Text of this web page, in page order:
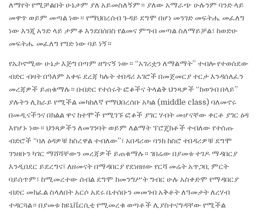
ለማየት የሚቻልበት ሁኔታም ያለ አይመስለኝም። ያለው አማራጭ ሁሉንም ባንድ ላይ
መዋጥ ወይም መጣል ነው። የማህበረሰብ ጉዳይ ደግሞ በሆነ መንገድ መፍትሔ መፈለግ
ነው እንጂ አንድ ላይ ታምቆ እንደበሰበስ የልመና ምግብ መጣል ስለማይቻል፣ ከወድሁ
መፍትሔ መፈለግ የግድ ነው ባይ ነኝ።
የኤኮኖሚው ሁኔታ እጅግ በጣም ዘግናኝ ነው። “አገሪቷን ለማልማት” ተብሎ የተወሰደው
ብድር ብዛት በዓለም አቀፍ ደረጃ ካሉት ተበዳሪ አገሮች በመጀመርያ ተርታ እንዳሰለፈን
መረጃዎች ይጠቁማሉ። በብድር የተሰሩት ፎቆችና ትላልቅ ህንጻዎች “ከወገብ በላይ”
ያሉትን ሊከራይ የሚችል መካከለኛ የማህበረሰቡ አካል (middle class) ባለመኖሩ
በመዲናችንና በክልል ዋና ከተሞች የሚገኙ ፎቆች ያገር ሃብት መሆናቸው ቀርቶ ያገር ዕዳ
እየሆኑ ነው። ህንጻዎችን ለመገንባት ወይም ለልማት ፕሮጄክቶች ተብለው የተሰጡ
ብድሮች “ባለ ዕዳዎቹ ከስረዋል ተብለው”፣ አበዳሪው ባንክ ከስሮ ተበዳሪዎቹ ደግሞ
ገንዘቡን ካገር ማሸሻቸውን መረጃዎች ይጠቁማሉ። ገበሬው በያመቱ ተገዶ ማዳበርያ
እንዲበደር ይደረግና፣ ለዘመናት በማዳበርያ የደነዘዘው የርሻ መሬት አጥጋቢ ምርት
ባይሰጥም፣ ከሚመረተው ሰብል ደግሞ ከመንግሥት ግብር ሁሉ አስቀድሞ የማዳበርያ
ብድር መክፈል ስላለበት አርሶ አደሩ ቤተሰቡን መመገብ አቅቶት ለዓመታት ለረሃብ
ተዳርጓል። በያመቱ ከዩኒቬርሲቲ የሚመረቁ ወጣቶች ሊያስተናግዳቸው የሚችል